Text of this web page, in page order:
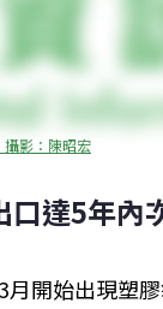
影：陳昭宏
口達5年內
開始出現塑